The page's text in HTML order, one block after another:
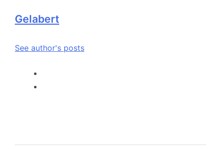
Gelabert
See author's posts